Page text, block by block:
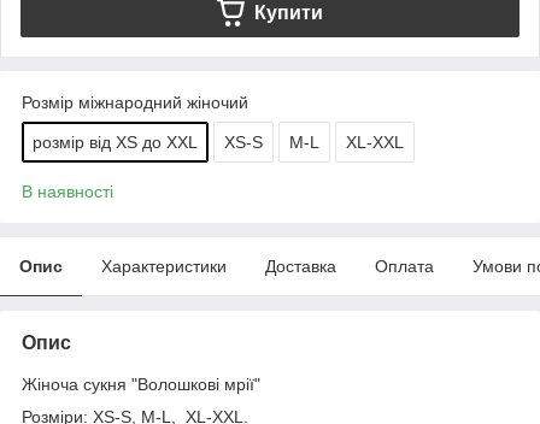
Купити
Розмір міжнародний жіночий
розмір від XS до XXL XS-S M-L XL-XXL
В наявності
Опис Характеристики Доставка Оплата Умови
Опис
Жіноча сукня "Волошкові мрії"
Розміри: ХS-S, M-L, XL-XXL.